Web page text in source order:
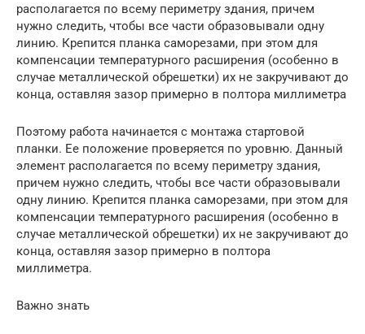
располагается по всему периметру здания, причем
нужно следить, чтобы все части образовывали одну
линию. Крепится планка саморезами, при этом для
компенсации температурного расширения (особенно в
случае металлической обрешетки) их не закручивают до
конца, оставляя зазор примерно в полтора миллиметра
Поэтому работа начинается с монтажа стартовой
планки. Ее положение проверяется по уровню. Данный
элемент располагается по всему периметру здания,
причем нужно следить, чтобы все части образовывали
одну линию. Крепится планка саморезами, при этом для
компенсации температурного расширения (особенно в
случае металлической обрешетки) их не закручивают до
конца, оставляя зазор примерно в полтора
миллиметра.
Важно знать